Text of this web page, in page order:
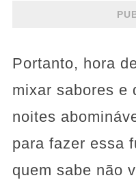
Portanto, hora
mixar sabores e
noites
para fazer essa
quem sabe não